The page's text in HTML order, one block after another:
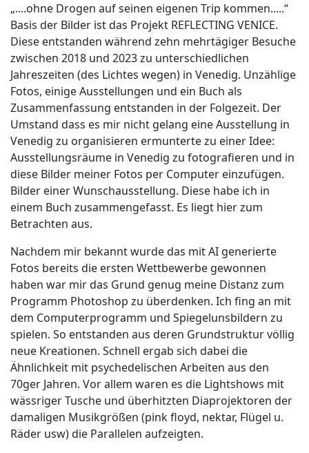
„....ohne Drogen auf seinen eigenen Trip kommen.....“
Basis der Bilder ist das Projekt REFLECTING VENICE.
Diese entstanden während zehn mehrtägiger Besuche
zwischen 2018 und 2023 zu unterschiedlichen
Jahreszeiten (des Lichtes wegen) in Venedig. Unzählige
Fotos, einige Ausstellungen und ein Buch als
Zusammenfassung entstanden in der Folgezeit. Der
Umstand dass es mir nicht gelang eine Ausstellung in
Venedig zu organisieren ermunterte zu einer Idee:
Ausstellungsräume in Venedig zu fotografieren und in
diese Bilder meiner Fotos per Computer einzufügen.
Bilder einer Wunschausstellung. Diese habe ich in
einem Buch zusammengefasst. Es liegt hier zum
Betrachten aus.
Nachdem mir bekannt wurde das mit AI generierte
Fotos bereits die ersten Wettbewerbe gewonnen
haben war mir das Grund genug meine Distanz zum
Programm Photoshop zu überdenken. Ich fing an mit
dem Computerprogramm und Spiegelunsbildern zu
spielen. So entstanden aus deren Grundstruktur völlig
neue Kreationen. Schnell ergab sich dabei die
Ähnlichkeit mit psychedelischen Arbeiten aus den
70ger Jahren. Vor allem waren es die Lightshows mit
wässriger Tusche und überhitzten Diaprojektoren der
damaligen Musikgrößen (pink floyd, nektar, Flügel u.
Räder usw) die Parallelen aufzeigten.